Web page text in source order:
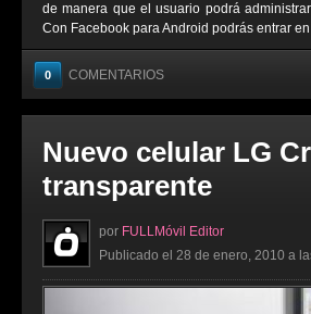
de manera que el usuario podrá
Con Facebook para Android podrás entrar
0 COMENTARIOS
Nuevo celular LG
transparente
por FULLMóvil Editor
Publicado el 28 de enero, 2010 a